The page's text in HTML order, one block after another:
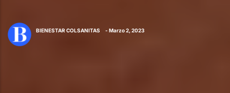
BIENESTAR COLSANITAS - Marzo 2, 2023